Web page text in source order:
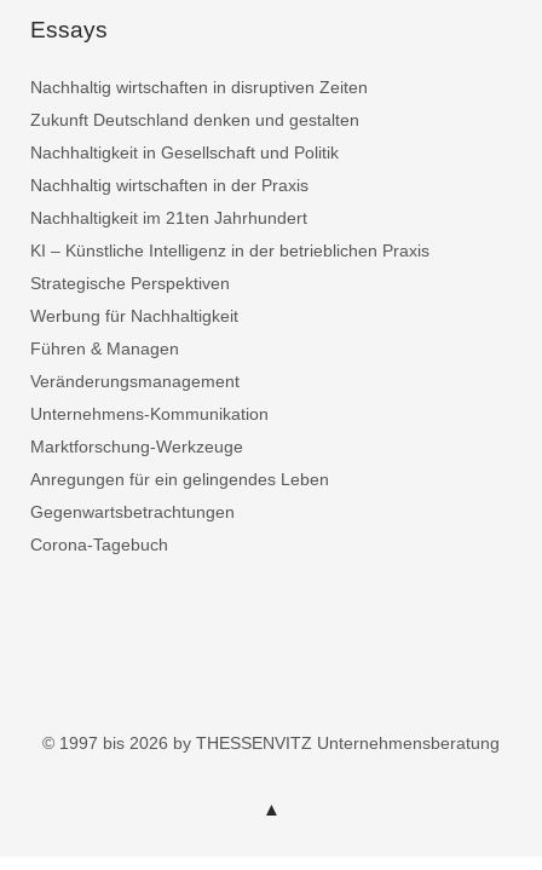
Essays
Nachhaltig wirtschaften in disruptiven Zeiten
Zukunft Deutschland denken und gestalten
Nachhaltigkeit in Gesellschaft und Politik
Nachhaltig wirtschaften in der Praxis
Nachhaltigkeit im 21ten Jahrhundert
KI – Künstliche Intelligenz in der betrieblichen Praxis
Strategische Perspektiven
Werbung für Nachhaltigkeit
Führen & Managen
Veränderungsmanagement
Unternehmens-Kommunikation
Marktforschung-Werkzeuge
Anregungen für ein gelingendes Leben
Gegenwartsbetrachtungen
Corona-Tagebuch
© 1997 bis 2026 by THESSENVITZ Unternehmensberatung